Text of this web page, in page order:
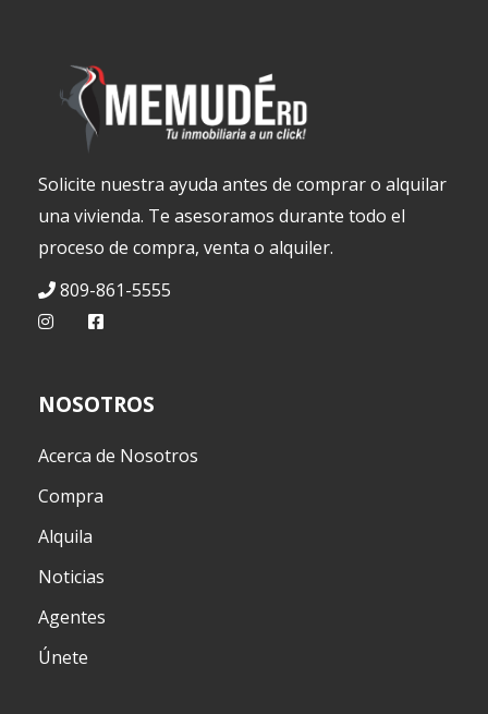
Solicite nuestra ayuda antes de comprar o alquilar
una vivienda. Te asesoramos durante todo el
proceso de compra, venta o alquiler.
809-861-5555
NOSOTROS
Acerca de Nosotros
Compra
Alquila
Noticias
Agentes
Únete